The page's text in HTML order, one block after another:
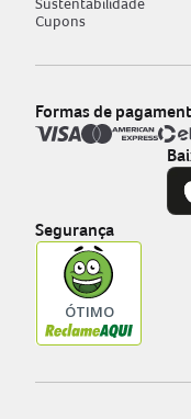
Cupons
Formas de
Segurança